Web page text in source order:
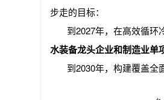
步走的目标：
到2027年，在高效循环
水装备龙头企业和制造业单
到2030年，构建覆盖全